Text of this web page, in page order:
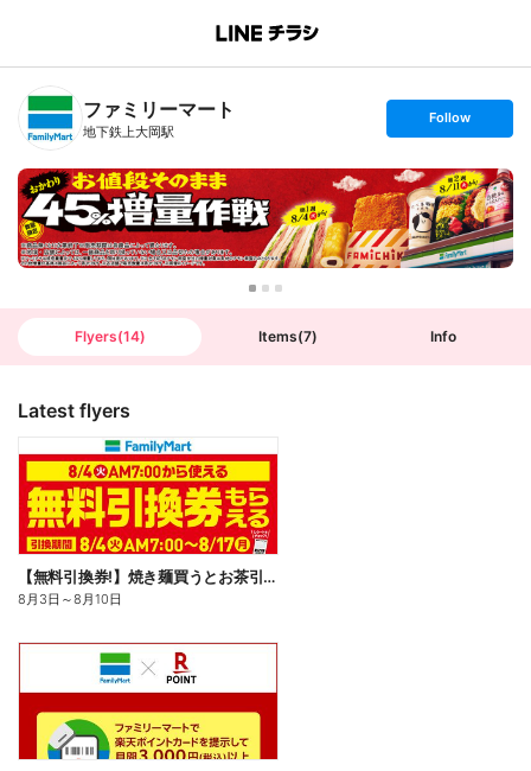
B
n
T
ファミリーマート
地下鉄上大岡駅
s
t
o
l
l
o
w
Follow
Flyers(14) Items(7) Info
Latest flyers
【無料引換券!】焼き麺買うとお茶引換券貰える!
8月3日 ～8月10日